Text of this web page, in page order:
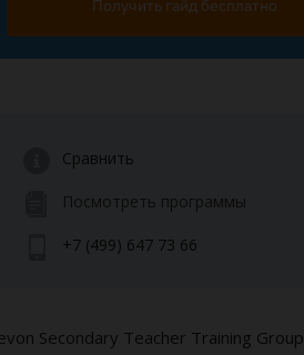
Получить гайд бесплатно
Сравнить
Посмотреть программы
+7 (499) 647 73 66
Secondary Teacher Training Group